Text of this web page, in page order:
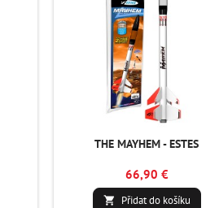
THE MAYHEM - ESTES
66,90 €
 Přidat do košíku